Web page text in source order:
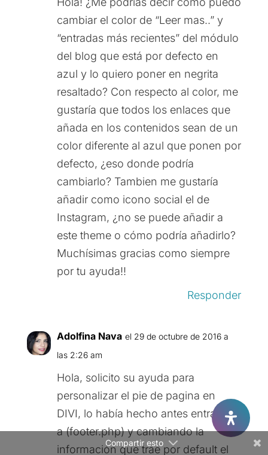
cambiar el color de “Leer mas..” y
“entradas más recientes” del módulo
del blog que está por defecto en
azul y lo quiero poner en negrita
resaltado? Con respecto al color, me
gustaría que todos los enlaces que
añada en los contenidos sean de un
color diferente al azul que ponen por
defecto, ¿eso donde podría
cambiarlo? Tambien me gustaría
añadir como icono social el de
Instagram, ¿no se puede añadir a
este theme o cómo podría añadirlo?
Muchísimas gracias como siempre
por tu ayuda!!
Responder
Adolfina Nava el 29 de octubre de 2016 a
las 2:26 am
Hola, solicito su ayuda para
personalizar el pie de pagina en
DIVI, lo había hecho antes entrando
a (footer.php) y cambiando la
información que trae por default el
Compartir esto
Gmail
Reddit